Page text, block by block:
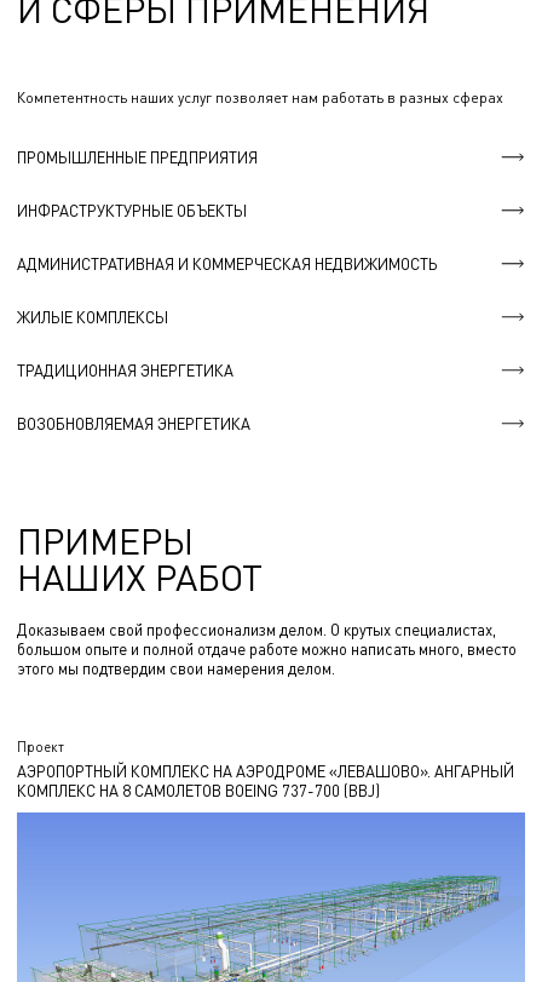
Компетентность наших услуг позволяет нам работать в разных сферах
ПРОМЫШЛЕННЫЕ ПРЕДПРИЯТИЯ
ИНФРАСТРУКТУРНЫЕ ОБЪЕКТЫ
АДМИНИСТРАТИВНАЯ И КОММЕРЧЕСКАЯ НЕДВИЖИМОСТЬ
ЖИЛЫЕ КОМПЛЕКСЫ
ТРАДИЦИОННАЯ ЭНЕРГЕТИКА
ВОЗОБНОВЛЯЕМАЯ ЭНЕРГЕТИКА
ПРИМЕРЫ
НАШИХ РАБОТ
Доказываем свой профессионализм делом. О крутых специалистах,
большом опыте и полной отдаче работе можно написать много, вместо
этого мы подтвердим свои намерения делом.
Проект
АЭРОПОРТНЫЙ КОМПЛЕКС НА АЭРОДРОМЕ «ЛЕВАШОВО». АНГАРНЫЙ
КОМПЛЕКС НА 8 САМОЛЕТОВ BOEING 737-700 (BBJ)